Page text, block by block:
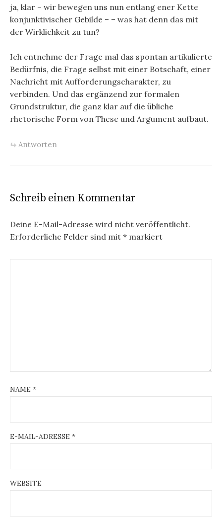
ja, klar – wir bewegen uns nun entlang ener Kette
konjunktivischer Gebilde – – was hat denn das mit
der Wirklichkeit zu tun?
Ich entnehme der Frage mal das spontan artikulierte
Bedürfnis, die Frage selbst mit einer Botschaft, einer
Nachricht mit Aufforderungscharakter, zu
verbinden. Und das ergänzend zur formalen
Grundstruktur, die ganz klar auf die übliche
rhetorische Form von These und Argument aufbaut.
Antworten
Schreib einen Kommentar
Deine E-Mail-Adresse wird nicht veröffentlicht.
Erforderliche Felder sind mit * markiert
NAME *
E-MAIL-ADRESSE *
WEBSITE